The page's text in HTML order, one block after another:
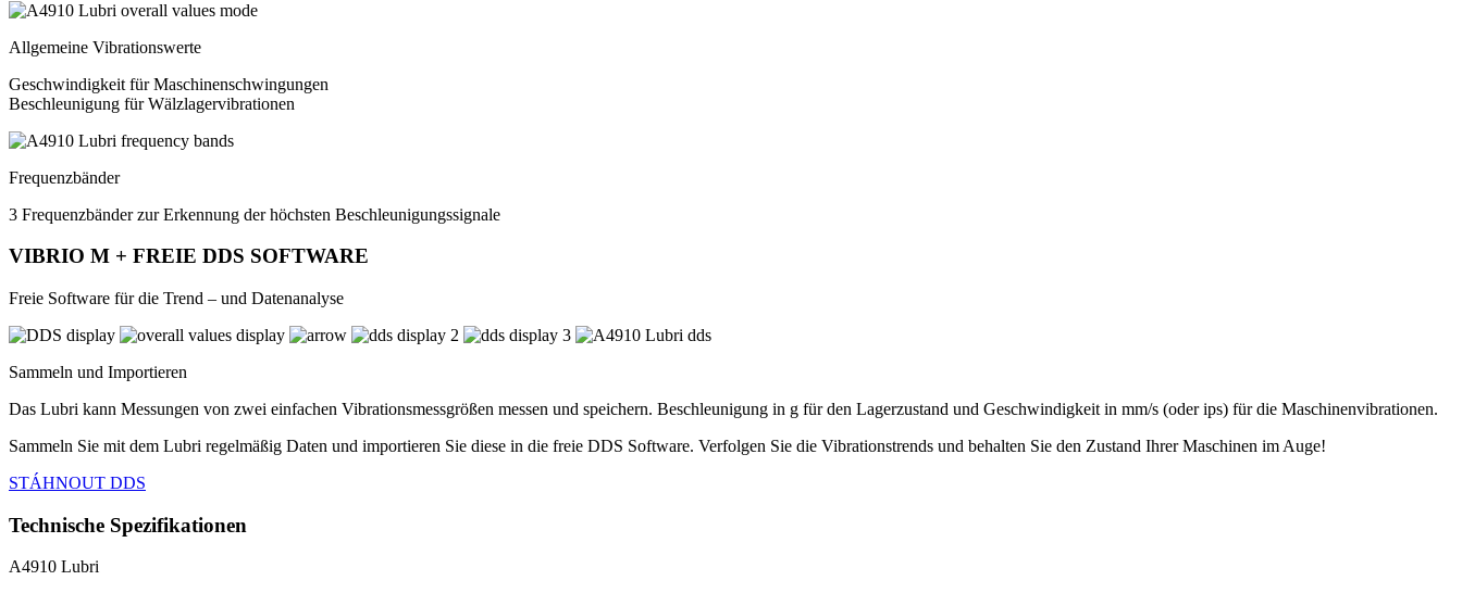
Allgemeine Vibrationswerte
Geschwindigkeit für Maschinenschwingungen
Beschleunigung für Wälzlagervibrationen
Frequenzbänder
3 Frequenzbänder zur Erkennung der höchsten Beschleunigungssignale
VIBRIO M + FREIE DDS SOFTWARE
Freie Software für die Trend – und Datenanalyse
Sammeln und Importieren
Das Lubri kann Messungen von zwei einfachen Vibrationsmessgrößen messen und speichern. Beschleunigung in g für den Lagerzustand und Geschwindigkeit in mm/s (oder ips) für die Maschinenvibrationen.
Sammeln Sie mit dem Lubri regelmäßig Daten und importieren Sie diese in die freie DDS Software. Verfolgen Sie die Vibrationstrends und behalten Sie den Zustand Ihrer Maschinen im Auge!
STÁHNOUT DDS
Technische Spezifikationen
A4910 Lubri